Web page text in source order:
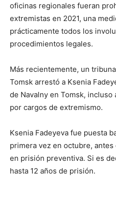
oficinas regionales fueran
extremistas en 2021, una
prácticamente todos los
procedimientos legales.
Más recientemente, un
Tomsk arrestó a Ksenia
de Navalny en Tomsk,
por cargos de extremismo.
Ksenia Fadeyeva fue puesta
primera vez en octubre,
en prisión preventiva. Si es
hasta 12 años de prisión.